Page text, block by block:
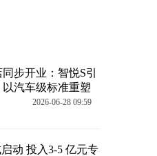
步开业：智悦S引
汽车级标准重塑
2026-06-28 09:59
动 投入3-5 亿元专